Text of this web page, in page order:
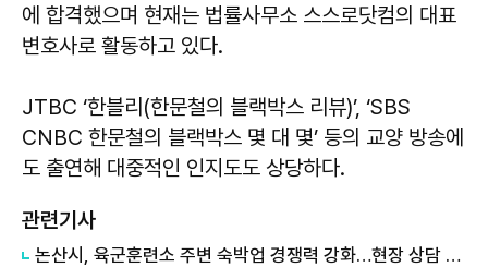
에 합격했으며 현재는 법률사무소 스스로닷컴의 대표
변호사로 활동하고 있다.
JTBC ‘한블리(한문철의 블랙박스 리뷰)’, ‘SBS
CNBC 한문철의 블랙박스 몇 대 몇’ 등의 교양 방송에
도 출연해 대중적인 인지도도 상당하다.
관련기사
논산시, 육군훈련소 주변 숙박업 경쟁력 강화…현장 상담 재개